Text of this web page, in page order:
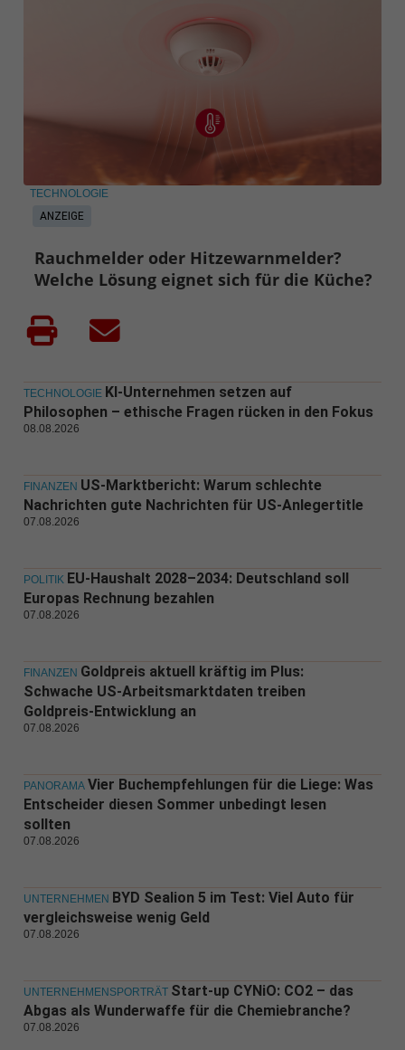
ANZEIGE
TECHNOLOGIE
Rauchmelder oder Hitzewarnmelder?
Welche Lösung eignet sich für die Küche?
TECHNOLOGIE KI-Unternehmen setzen auf
Philosophen – ethische Fragen rücken in den Fokus
08.08.2026
FINANZEN US-Marktbericht: Warum schlechte
Nachrichten gute Nachrichten für US-Anlegertitle
07.08.2026
POLITIK EU-Haushalt 2028–2034: Deutschland soll
Europas Rechnung bezahlen
07.08.2026
FINANZEN Goldpreis aktuell kräftig im Plus:
Schwache US-Arbeitsmarktdaten treiben
Goldpreis-Entwicklung an
07.08.2026
PANORAMA Vier Buchempfehlungen für die Liege: Was
Entscheider diesen Sommer unbedingt lesen
sollten
07.08.2026
UNTERNEHMEN BYD Sealion 5 im Test: Viel Auto für
vergleichsweise wenig Geld
07.08.2026
UNTERNEHMENSPORTRÄT Start-up CYNiO: CO2 – das
Abgas als Wunderwaffe für die Chemiebranche?
07.08.2026